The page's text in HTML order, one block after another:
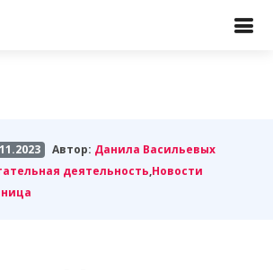
Автор: Данила Васильевых
деятельность,Новости